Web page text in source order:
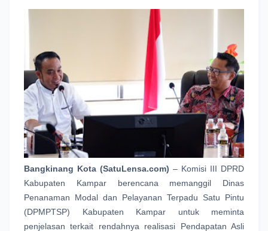
Bangkinang Kota (SatuLensa.com) – Komisi III DPRD
Kabupaten Kampar berencana memanggil Dinas
Penanaman Modal dan Pelayanan Terpadu Satu Pintu
(DPMPTSP) Kabupaten Kampar untuk meminta
penjelasan terkait rendahnya realisasi Pendapatan Asli